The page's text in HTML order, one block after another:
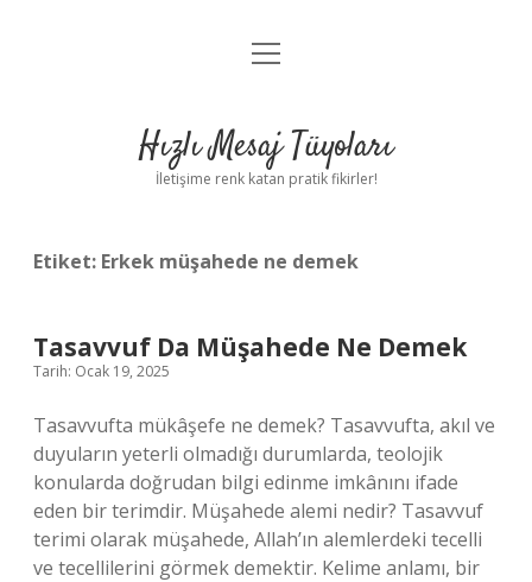
Anasayfa
Yasal Uyarı
menüyü
Hızlı Mesaj Tüyoları
İletişime renk katan pratik fikirler!
Etiket: Erkek müşahede ne demek
Tasavvuf Da Müşahede Ne Demek
Tarih: Ocak 19, 2025
Tasavvufta mükâşefe ne demek? Tasavvufta, akıl ve
duyuların yeterli olmadığı durumlarda, teolojik
konularda doğrudan bilgi edinme imkânını ifade
eden bir terimdir. Müşahede alemi nedir? Tasavvuf
terimi olarak müşahede, Allah’ın alemlerdeki tecelli
ve tecellilerini görmek demektir. Kelime anlamı, bir